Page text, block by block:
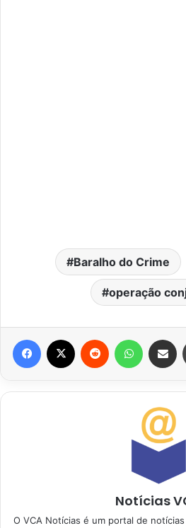
Baralho do Crime
operação
Facebook Reddit WhatsApp
Notícias
O VCA Notícias é um portal de